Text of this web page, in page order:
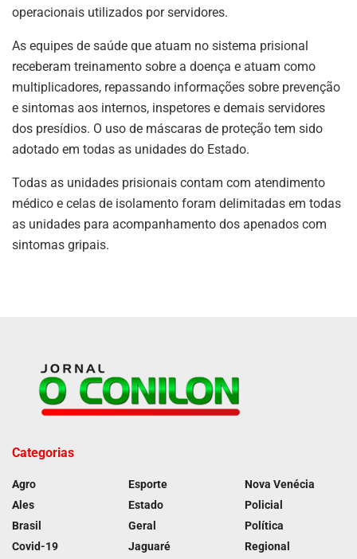
operacionais utilizados por servidores.
As equipes de saúde que atuam no sistema prisional
receberam treinamento sobre a doença e atuam como
multiplicadores, repassando informações sobre prevenção
e sintomas aos internos, inspetores e demais servidores
dos presídios. O uso de máscaras de proteção tem sido
adotado em todas as unidades do Estado.
Todas as unidades prisionais contam com atendimento
médico e celas de isolamento foram delimitadas em todas
as unidades para acompanhamento dos apenados com
sintomas gripais.
Categorias
Agro
Ales
Brasil
Covid-19
Esporte
Estado
Geral
Jaguaré
Nova Venécia
Policial
Política
Regional